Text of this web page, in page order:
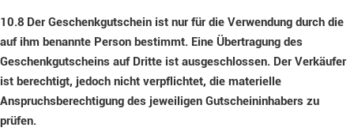
10.8 Der Geschenkgutschein ist nur für die Verwendung durch die
auf ihm benannte Person bestimmt. Eine Übertragung des
Geschenkgutscheins auf Dritte ist ausgeschlossen. Der Verkäufer
ist berechtigt, jedoch nicht verpflichtet, die materielle
Anspruchsberechtigung des jeweiligen Gutscheininhabers zu
prüfen.